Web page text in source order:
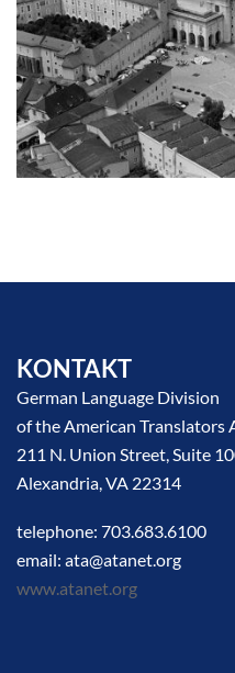
KONTAKT
German Language Division
of the American Translators
211 N. Union Street, Suite
Alexandria, VA 22314
telephone: 703.683.6100
email: ata@atanet.org
www.atanet.org